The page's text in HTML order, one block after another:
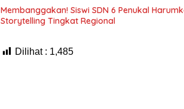
Membanggakan! Siswi SDN 6 Penukal
Storytelling Tingkat Regional
Dilihat : 1,485